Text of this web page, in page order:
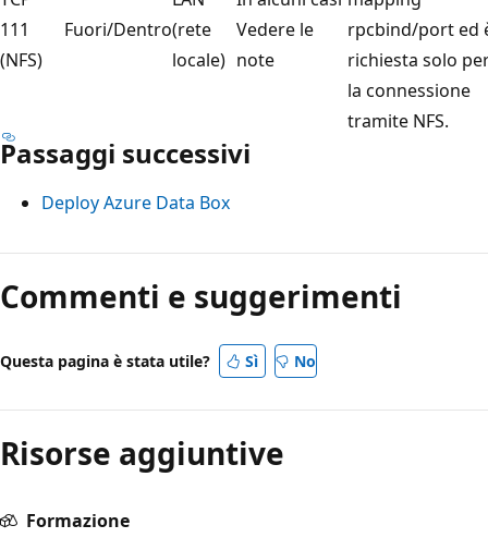
111
(NFS)
Fuori/Dentro(rete
locale)
Vedere le
note
rpcbind/port ed
richiesta solo
la connessione
tramite NFS.
Passaggi successivi
Deploy Azure Data Box
Commenti e suggerimenti
Questa pagina è stata utile? Sì No
Risorse aggiuntive
Formazione